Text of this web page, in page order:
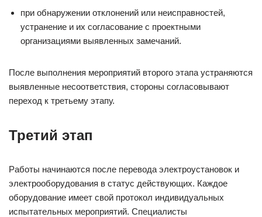
при обнаружении отклонений или неисправностей,
устранение и их согласование с проектными
организациями выявленных замечаний.
После выполнения мероприятий второго этапа устраняются
выявленные несоответствия, стороны согласовывают
переход к третьему этапу.
Третий этап
Работы начинаются после перевода электроустановок и
электрооборудования в статус действующих. Каждое
оборудование имеет свой протокол индивидуальных
испытательных мероприятий. Специалисты